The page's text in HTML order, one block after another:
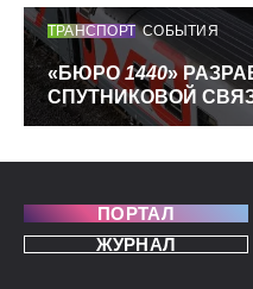
ТРАНСПОРТ СОБЫТИЯ
«БЮРО1440»
СПУТНИКОВОЙ
ПОРТАЛ
ЖУРНАЛ